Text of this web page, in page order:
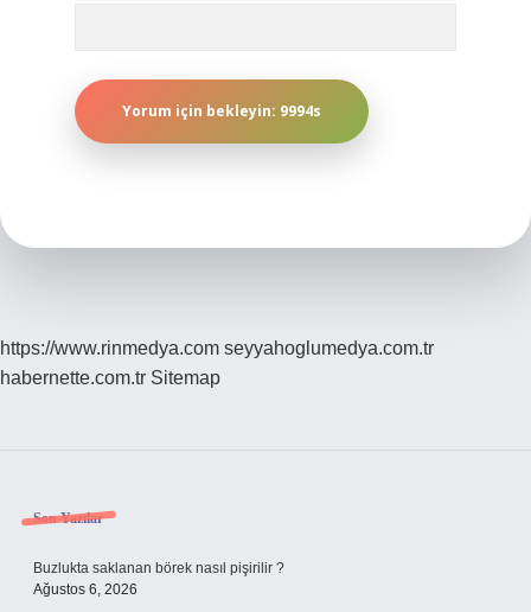
https://www.rinmedya.com seyyahoglumedya.com.tr
habernette.com.tr Sitemap
Sidebar
Son Yazılar
Buzlukta saklanan börek nasıl pişirilir ?
Ağustos 6, 2026